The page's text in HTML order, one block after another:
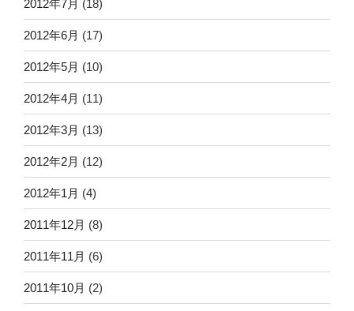
2012年7月 (18)
2012年6月 (17)
2012年5月 (10)
2012年4月 (11)
2012年3月 (13)
2012年2月 (12)
2012年1月 (4)
2011年12月 (8)
2011年11月 (6)
2011年10月 (2)